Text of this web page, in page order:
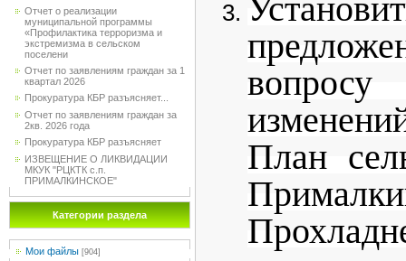
Отчет о реализации
муниципальной программы
«Профилактика терроризма и
экстремизма в сельском
поселени
Отчет по заявлениям граждан за 1
квартал 2026
Прокуратура КБР разъясняет...
Отчет по заявлениям граждан за
2кв. 2026 года
Прокуратура КБР разъясняет
ИЗВЕЩЕНИЕ О ЛИКВИДАЦИИ
МКУК "РЦКТК с.п.
ПРИМАЛКИНСКОЕ"
Категории раздела
Мои файлы [904]
План